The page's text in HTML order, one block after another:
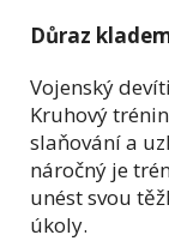
Důraz
Vojenský
Kruhový
slaňování a
náročný je
unést svou
úkoly.